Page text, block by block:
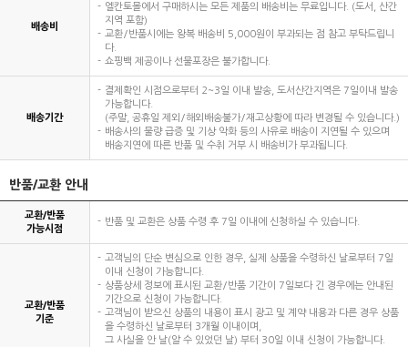
배송비
엘칸토몰에서 구매하시는 모든 제품의 배송비는 무료입니다. (도서, 산간
지역 포함)
교환/반품시에는 왕복 배송비 5,000원이 부과되는 점 참고 부탁드립니
다.
쇼핑백 제공이나 선물포장은 불가합니다.
배송기간
결제확인 시점으로부터 2~3일 이내 발송, 도서산간지역은 7일이내 발송
가능합니다.
(주말, 공휴일 제외/해외배송불가/재고상황에 따라 변경될 수 있습니다.)
배송사의 물량 급증 및 기상 악화 등의 사유로 배송이 지연될 수 있으며
배송지연에 따른 반품 및 수취 거부 시 배송비가 부과됩니다.
반품/교환 안내
교환/반품
가능시점
반품 및 교환은 상품 수령 후 7일 이내에 신청하실 수 있습니다.
교환/반품
기준
고객님의 단순 변심으로 인한 경우, 실제 상품을 수령하신 날로부터 7일
이내 신청이 가능합니다.
상품상세 정보에 표시된 교환/반품 기간이 7일보다 긴 경우에는 안내된
기간으로 신청이 가능합니다.
고객님이 받으신 상품의 내용이 표시 광고 및 계약 내용과 다른 경우 상품
을 수령하신 날로부터 3개월 이내이며,
그 사실을 안 날(알 수 있었던 날) 부터 30일 이내 신청이 가능합니다.